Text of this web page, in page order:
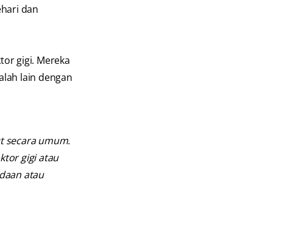
dan
gigi. Mereka
lain dengan
secara umum.
gigi atau
atau